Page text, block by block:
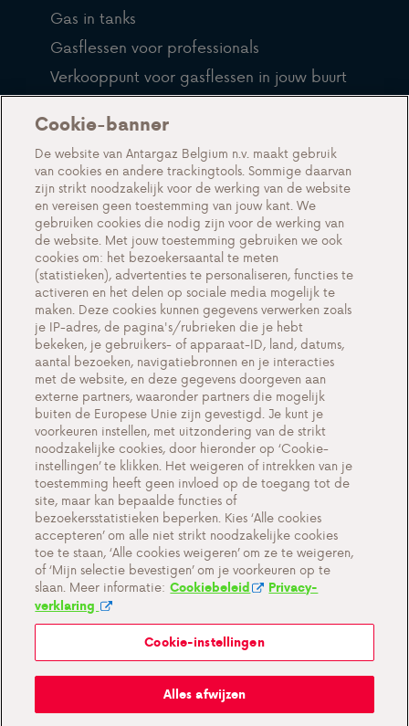
Gas in tanks
Gasflessen voor professionals
Verkooppunt voor gasflessen in jouw buurt
Over ons
Maak kennis met Antargaz
Een duurzame toekomst
Testimonials
Acties
Events
Contacteer ons
Cookie-instellingen
Belangrijke documenten en algemene
voorwaarden
Privacy en cookiebeleid BE
Mijn Antargaz
Cookie-banner
De website van Antargaz Belgium n.v. maakt gebruik
van cookies en andere trackingtools. Sommige daarvan
zijn strikt noodzakelijk voor de werking van de website
en vereisen geen toestemming van jouw kant. We
gebruiken cookies die nodig zijn voor de werking van
de website. Met jouw toestemming gebruiken we ook
cookies om: het bezoekersaantal te meten
(statistieken), advertenties te personaliseren, functies te
activeren en het delen op sociale media mogelijk te
maken. Deze cookies kunnen gegevens verwerken zoals
je IP-adres, de pagina's/rubrieken die je hebt
bekeken, je gebruikers- of apparaat-ID, land, datums,
aantal bezoeken, navigatiebronnen en je interacties
met de website, en deze gegevens doorgeven aan
externe partners, waaronder partners die mogelijk
buiten de Europese Unie zijn gevestigd. Je kunt je
voorkeuren instellen, met uitzondering van de strikt
noodzakelijke cookies, door hieronder op ‘Cookie-
instellingen’ te klikken. Het weigeren of intrekken van je
toestemming heeft geen invloed op de toegang tot de
site, maar kan bepaalde functies of
bezoekersstatistieken beperken. Kies ‘Alle cookies
accepteren’ om alle niet strikt noodzakelijke cookies
toe te staan, ‘Alle cookies weigeren’ om ze te weigeren,
of ‘Mijn selectie bevestigen’ om je voorkeuren op te
slaan. Meer informatie: Cookiebeleid
Privacy-
verklaring
Cookie-instellingen
Alles afwijzen